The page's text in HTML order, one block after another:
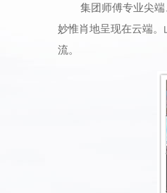
集团师傅专业尖
妙惟肖地呈现在云端。
流。